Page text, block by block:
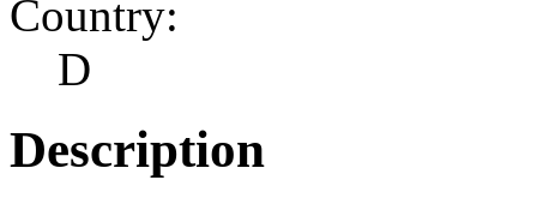
Country:
D
Description